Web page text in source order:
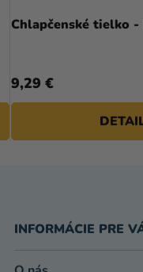
Chlapčenské tielko -
9,29 €
INFORMÁCIE PRE